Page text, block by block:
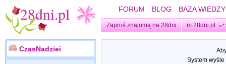
FORUM BLOG BAZA WIEDZY
Zaproś znajomą na 28dni m.28dni.pl
CzasNadziei
System